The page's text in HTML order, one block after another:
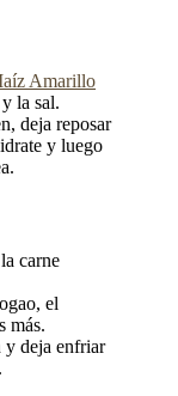
Amarillo
la sal.
deja reposar
y luego
carne
el
más.
y deja enfriar